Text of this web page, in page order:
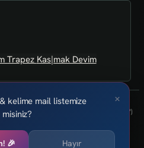
Trapez Kas|mak Devim
yenilenmektedir.
info@art-isanat.com.tr'ye mail atabilir mi?)
taşıma arzusu ile kurulmuştur.
×
kelime mail listemize
🎉 Hayır